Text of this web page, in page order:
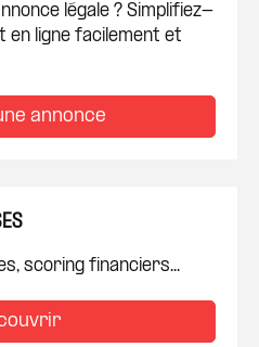
légale ? Simplifiez-
en ligne facilement et
annonce
scoring financiers...